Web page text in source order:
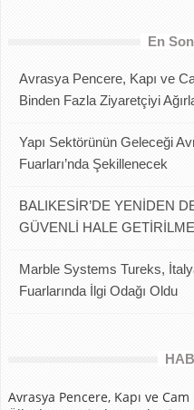
En
Avrasya Pencere, Kapı ve
Binden Fazla Ziyaretçiyi
Yapı Sektörünün Geleceği
Fuarları’nda Şekillenecek
BALIKESİR’DE YENİDEN
GÜVENLİ HALE
Marble Systems Tureks,
Fuarlarında İlgi Odağı Oldu
Avrasya Pencere, Kapı ve